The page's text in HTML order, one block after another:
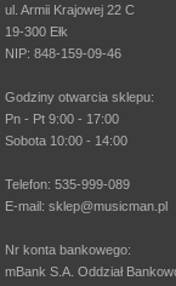
ul. Armii Krajowej 22 C
19-300 Ełk
NIP: 848-159-09-46
Godziny otwarcia sklepu:
Pn - Pt 9:00 - 17:00
Sobota 10:00 - 14:00
Telefon: 535-999-089
E-mail: sklep@musicman.pl
Nr konta bankowego:
mBank S.A. Oddział